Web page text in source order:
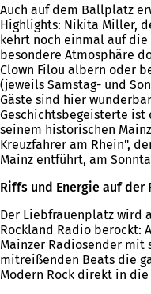
Auch auf dem Ballplatz
Highlights: Nikita Miller,
kehrt noch einmal auf
besondere Atmosphäre
Clown Filou albern oder
(jeweils Samstag- und
Gäste sind hier
Geschichtsbegeisterte ist
seinem historischen
Kreuzfahrer am Rhein",
Mainz entführt, am
Riffs und Energie auf der
Der Liebfrauenplatz wird
Rockland Radio berockt:
Mainzer Radiosender mit
mitreißenden Beats die
Modern Rock direkt in die